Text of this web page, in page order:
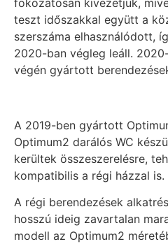
fokozatosan kivezetjük,
teszt időszakkal együtt a
szerszáma elhasználódott,
2020-ban végleg leáll.
végén gyártott
A 2019-ben gyártott
Optimum2 darálós WC
kerültek összeszerelésre,
kompatibilis a régi házzal is.
A régi berendezések
hosszú ideig zavartalan
modell az Optimum2